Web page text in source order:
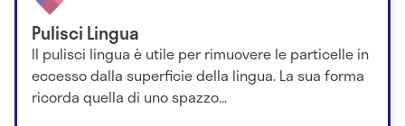
Pulisci Lingua
Il pulisci lingua è utile per rimuovere le particelle in
eccesso dalla superficie della lingua. La sua forma
ricorda quella di uno spazzo...